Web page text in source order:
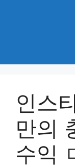
인스
만의
수익